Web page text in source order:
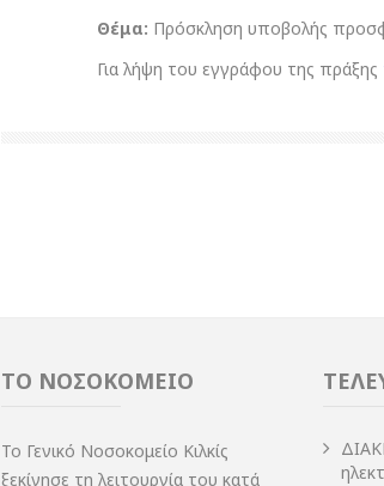
Θέμα: Πρόσκληση υποβολής
Για λήψη του εγγράφου της πράξης
ΤΟ ΝΟΣΟΚΟΜΕΙΟ
Το Γενικό Νοσοκομείο Κιλκίς
ξεκίνησε τη λειτουργία του κατά